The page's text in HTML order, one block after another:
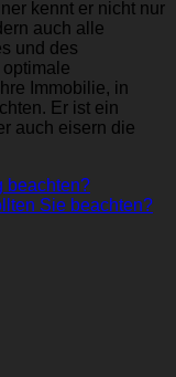
kennt er nicht nur
auch alle
und des
Immobilie, in
Er ist ein
auch eisern die
beachten?
Sie beachten?